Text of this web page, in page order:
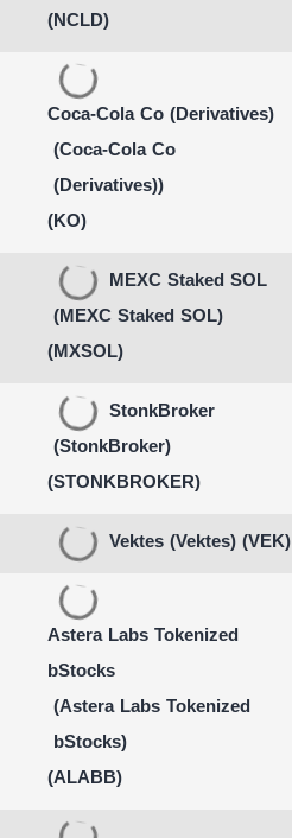
(NCLD)
Coca-Cola Co (Derivatives)
(Coca-Cola Co
(Derivatives))
(KO)
MEXC Staked SOL
(MEXC Staked SOL)
(MXSOL)
StonkBroker
(StonkBroker)
(STONKBROKER)
Vektes (Vektes) (VEK)
Astera Labs Tokenized
bStocks
(Astera Labs Tokenized
bStocks)
(ALABB)